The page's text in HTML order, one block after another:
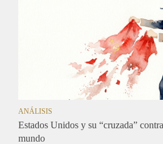
ANÁLISIS
Estados Unidos y su “cruzada”
mundo